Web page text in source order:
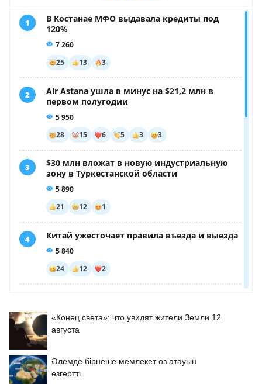
«Конец света»: что увидят жители Земли 12
августа
Әлемде бірнеше мемлекет өз атауын
өзгертті